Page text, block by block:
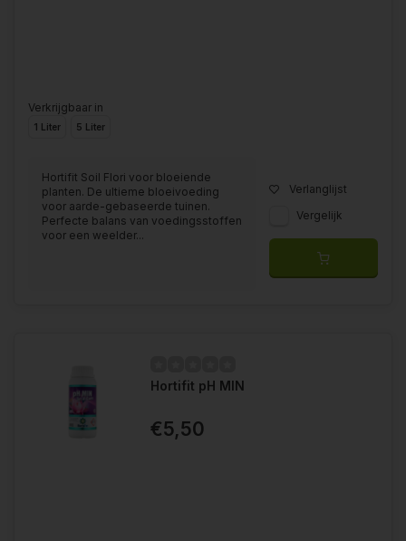
Verkrijgbaar in
1 Liter 5 Liter
Hortifit Soil Flori voor bloeiende
planten. De ultieme bloeivoeding
voor aarde-gebaseerde tuinen.
Perfecte balans van voedingsstoffen
voor een weelder...
Verlanglijst
Vergelijk
Hortifit pH MIN
€5,50